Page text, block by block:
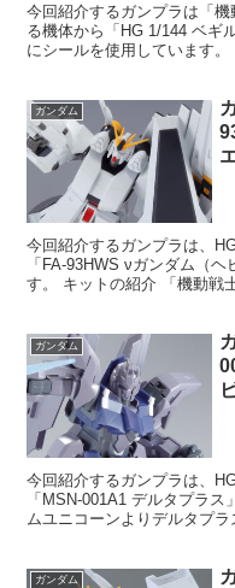
今回紹介するガンプラは「
る機体から「HG 1/144 ベギ
にシールを使用しています。
ガンダム
今回紹介するガンプラは、
「FA-93HWS νガンダム（
す。 キットの紹介 「機動戦
ガンダム
今回紹介するガンプラは、
「MSN-001A1 デルタプラ
ムユニコーンよりデルタプ
ガンダム